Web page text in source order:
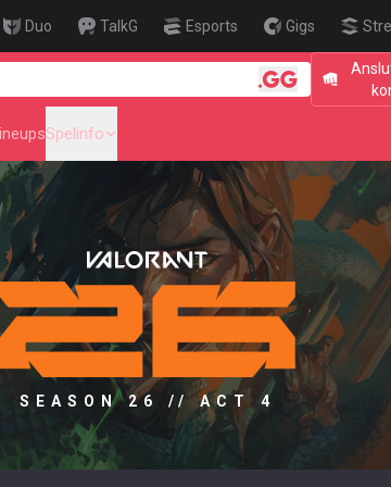
Duo TalkG Esports Gigs
🎯 Level
Spelinfo
SEASON 26 // ACT 4